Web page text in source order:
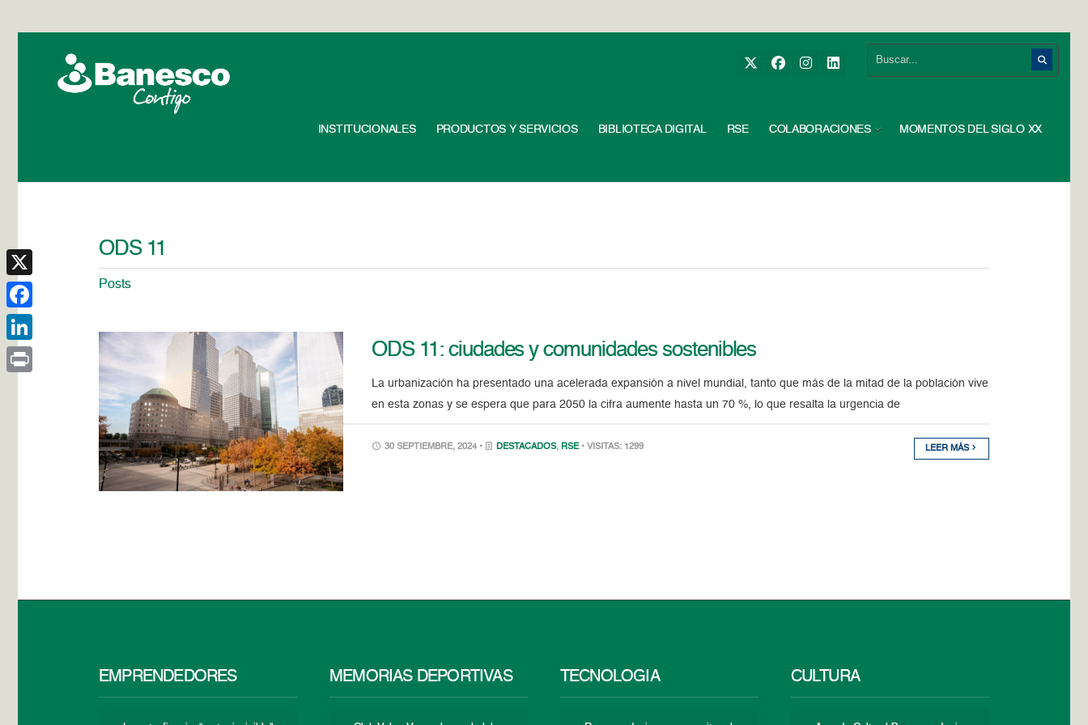
INSTITUCIONALES PRODUCTOS Y SERVICIOS BIBLIOTECA DIGITAL RSE COLABORACIONES MOMENTOS DEL SIGLO XX
ODS 11
Posts
ODS 11: ciudades y comunidades sostenibles
La urbanización ha presentado una acelerada expansión a nivel mundial, tanto que más de la mitad de la población vive
en esta zonas y se espera que para 2050 la cifra aumente hasta un 70 %, lo que resalta la urgencia de
30 SEPTIEMBRE, 2024 • DESTACADOS, RSE • VISITAS: 1299 LEER MÁS
EMPRENDEDORES MEMORIAS DEPORTIVAS TECNOLOGÍA CULTURA
X
Facebook
LinkedIn